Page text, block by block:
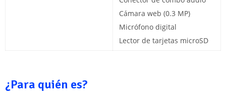
Cámara web (0.3 MP)
Micrófono digital
Lector de tarjetas microSD
¿Para quién es?